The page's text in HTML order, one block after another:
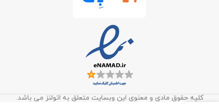
کلیه حقوق مادی و معنوی این وبسایت متعلق به اتولنز می باشد.